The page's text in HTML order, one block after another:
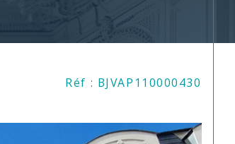
Réf : BJVAP110000430